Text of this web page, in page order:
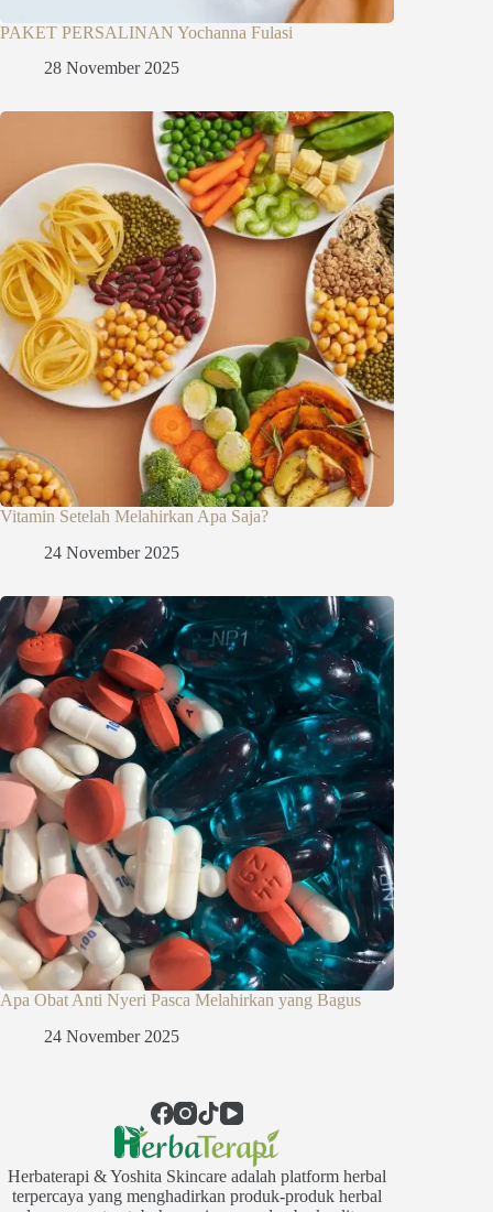
PAKET PERSALINAN Yochanna Fulasi
28 November 2025
Vitamin Setelah Melahirkan Apa Saja?
24 November 2025
Apa Obat Anti Nyeri Pasca Melahirkan yang Bagus
24 November 2025
Herbaterapi & Yoshita Skincare adalah platform herbal
terpercaya yang menghadirkan produk-produk herbal